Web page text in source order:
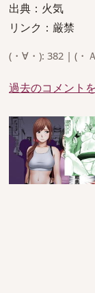
出典：火気
リンク：厳禁
(・∀・): 382 | (・
過去のコメント